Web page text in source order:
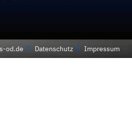
od.de Datenschutz Impressum